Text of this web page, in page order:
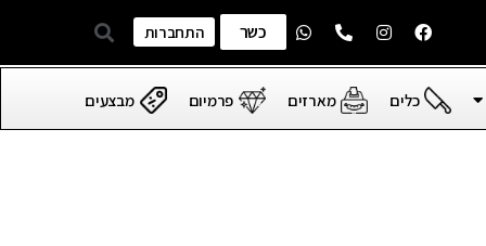
כשר התחברות
כלים מארזים פרמיום מבצעים